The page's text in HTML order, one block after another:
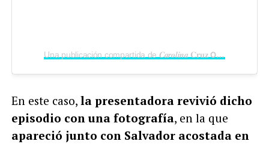
Una publicación compartida de 𝑪𝒂𝒓𝒐𝒍𝒊𝒏𝒂 𝐂𝐫𝐮𝐳 𝗢𝘀𝗼𝗿𝗶𝗼 (@carolinacruzosorio)
En este caso, la presentadora revivió dicho
episodio con una fotografía, en la que
apareció junto con Salvador acostada en